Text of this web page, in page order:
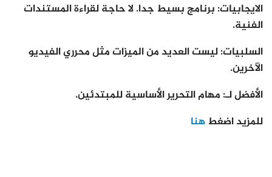
الايجابيات: برنامج بسيط جدا. لا حاجة لقراءة المستندات
الفنية.
السلبيات: ليست العديد من الميزات مثل محرري الفيديو
الآخرين.
الأفضل لـ: مهام التحرير الأساسية للمبتدئين.
للمزيد اضغط هنا